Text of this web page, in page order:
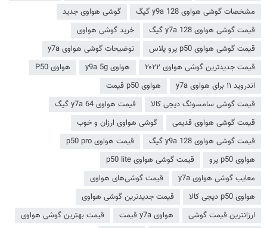
مشخصات گوشی هواوی y9a 128 گیگ
گوشی هواوی جدید
قیمت گوشی هواوی y7a 128 گیگ
خرید گوشی هواوی
قیمت گوشی هواوی p50 پرو پلاس
توضیحات گوشی هواوی y7a
قیمت جدیدترین گوشی هواوی ۲۰۲۲
هواوی y9a 5g
هواوی P50
اندروید ۱۱ برای هواوی y7a
هواوی p50 قیمت
قیمت گوشی سامسونگ دیجی کالا
قیمت هواوی y7a 64 گیگ
قیمت گوشی هواوی قدیمی
گوشی هواوی ارزان و خوب
قیمت گوشی هواوی y9a 128 گیگ
قیمت هواوی p50 pro
هواوی p50 پرو
قیمت گوشی هواوی p50 lite
معایب گوشی هواوی y7a
قیمت گوشی‌های هواوی
هواوی p50 دیجی کالا
قیمت جدیدترین گوشی هواوی
ارزانترین قیمت گوشی
هواوی y7a قیمت
قیمت بهترین گوشی هواوی